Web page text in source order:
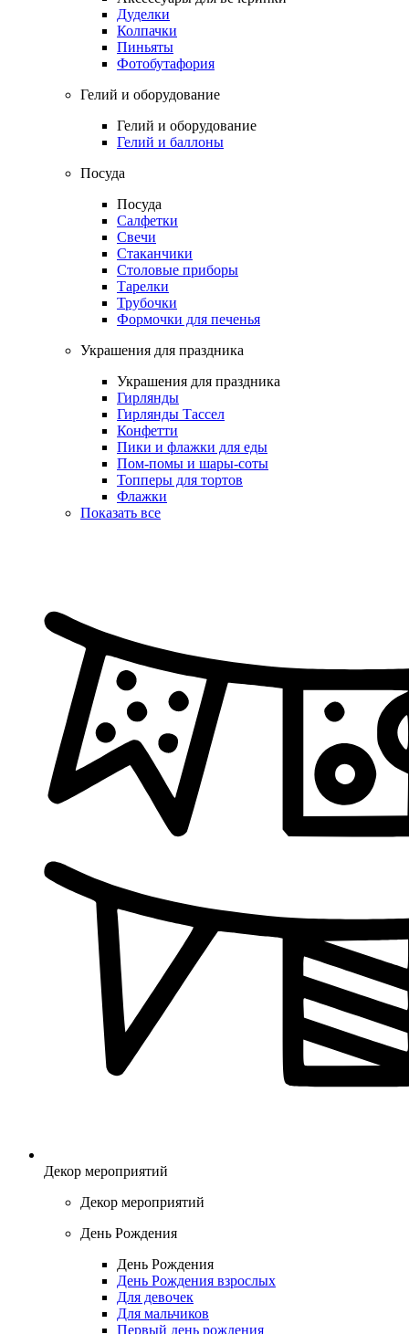
Дуделки
Колпачки
Пиньяты
Фотобутафория
Гелий и оборудование
Гелий и оборудование
Гелий и баллоны
Посуда
Посуда
Салфетки
Свечи
Стаканчики
Столовые приборы
Тарелки
Трубочки
Формочки для печенья
Украшения для праздника
Украшения для праздника
Гирлянды
Гирлянды Тассел
Конфетти
Пики и флажки для еды
Пом-помы и шары-соты
Топперы для тортов
Флажки
Показать все
Декор мероприятий
Декор мероприятий
День Рождения
День Рождения
День Рождения взрослых
Для девочек
Для мальчиков
Первый день рождения